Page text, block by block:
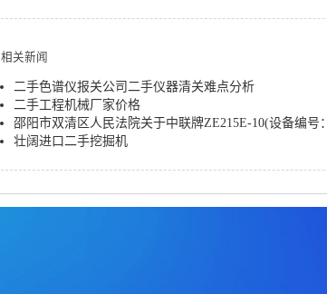
相关新闻
二手色谱仪报关公司二手仪器清关难点分析
二手工程机械厂家价格
邵阳市双清区人民法院关于中联牌ZE215E-10(设备编号：
壮阔进口二手挖掘机